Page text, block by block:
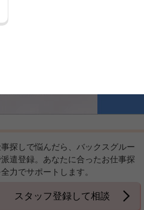
事探しで悩んだら、バックスグルー
派遣登録。あなたに合ったお仕事探
全力でサポートします。
スタッフ登録して相談